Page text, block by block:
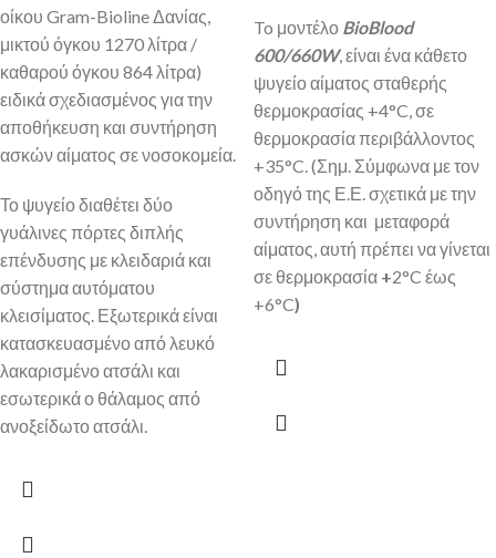
οίκου Gram-Bioline Δανίας,
μικτού όγκου 1270 λίτρα /
καθαρού όγκου 864 λίτρα)
ειδικά σχεδιασμένος για την
αποθήκευση και συντήρηση
ασκών αίματος σε νοσοκομεία.
Το ψυγείο διαθέτει δύο
γυάλινες πόρτες διπλής
επένδυσης με κλειδαριά και
σύστημα αυτόματου
κλεισίματος. Εξωτερικά είναι
κατασκευασμένο από λευκό
λακαρισμένο ατσάλι και
εσωτερικά ο θάλαμος από
ανοξείδωτο ατσάλι.
To μοντέλο BioBlood
600/660W, είναι ένα κάθετο
ψυγείο αίματος σταθερής
θερμοκρασίας +4°C, σε
θερμοκρασία περιβάλλοντος
+35°C. (Σημ. Σύμφωνα με τον
οδηγό της Ε.Ε. σχετικά με την
συντήρηση και μεταφορά
αίματος, αυτή πρέπει να γίνεται
σε θερμοκρασία +2°C έως
+6°C)